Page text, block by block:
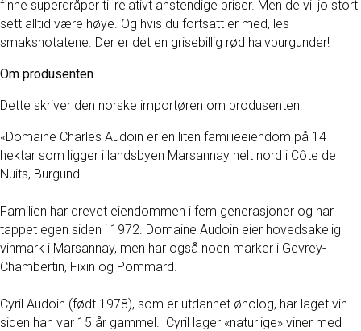
finne superdråper til relativt anstendige priser. Men de vil jo stort
sett alltid være høye. Og hvis du fortsatt er med, les
smaksnotatene. Der er det en grisebillig rød halvburgunder!
Om produsenten
Dette skriver den norske importøren om produsenten:
«Domaine Charles Audoin er en liten familieeiendom på 14
hektar som ligger i landsbyen Marsannay helt nord i Côte de
Nuits, Burgund.
Familien har drevet eiendommen i fem generasjoner og har
tappet egen siden i 1972. Domaine Audoin eier hovedsakelig
vinmark i Marsannay, men har også noen marker i Gevrey-
Chambertin, Fixin og Pommard.
Cyril Audoin (født 1978), som er utdannet ønolog, har laget vin
siden han var 15 år gammel. Cyril lager «naturlige» viner med